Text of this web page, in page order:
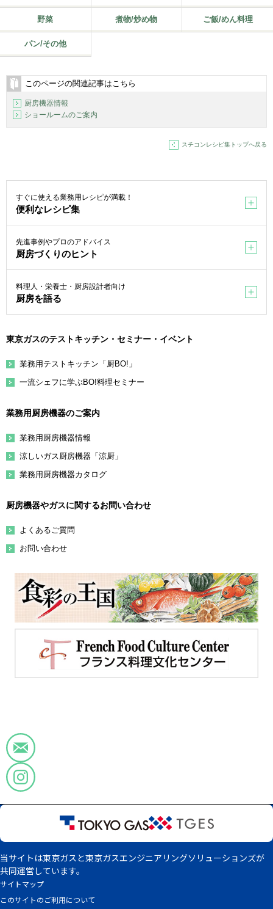
野菜 煮物/炒め物 ご飯/めん料理
パン/その他
このページの関連記事はこちら
厨房機器情報
ショールームのご案内
スチコンレシピ集トップへ戻る
すぐに使える業務用レシピが満載！
便利なレシピ集
先進事例やプロのアドバイス
厨房づくりのヒント
料理人・栄養士・厨房設計者向け
厨房を語る
東京ガスのテストキッチン・セミナー・イベント
業務用テストキッチン「厨BO!」
一流シェフに学ぶBO!料理セミナー
業務用厨房機器のご案内
業務用厨房機器情報
涼しいガス厨房機器「涼厨」
業務用厨房機器カタログ
厨房機器やガスに関するお問い合わせ
よくあるご質問
お問い合わせ
サイトマップ
このサイトのご利用について
当サイトは東京ガスと東京ガスエンジニアリングソリューションズが
共同運営しています。